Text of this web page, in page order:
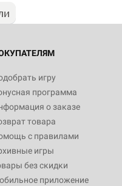
игру
программа
о заказе
товара
с правилами
игры
без скидки
приложение